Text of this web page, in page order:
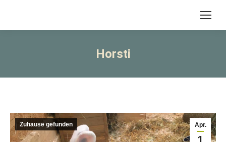
Horsti
Apr.
Zuhause gefunden